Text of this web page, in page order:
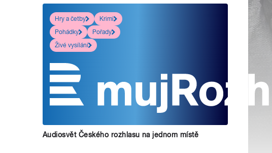
Hry a četby
Krimi
Pohádky
Pořady
Živé vysílání
Audiosvět Českého rozhlasu na jednom místě